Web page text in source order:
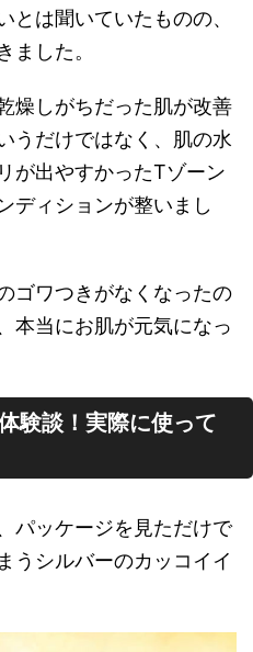
とは聞いていたものの、
ました。
燥しがちだった肌が改善
うだけではなく、肌の水
が出やすかったTゾーン
ディションが整いまし
ゴワつきがなくなったの
本当にお肌が元気になっ
験談！実際に使って
パッケージを見ただけで
うシルバーのカッコイイ